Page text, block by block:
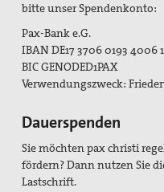
bitte unser Spendenkonto:
Pax-Bank e.G.
IBAN DE17 3706 0193 4006
BIC GENODED1PAX
Verwendungszweck:
Dauerspenden
Sie möchten pax christi
fördern? Dann nutzen Sie
Lastschrift.